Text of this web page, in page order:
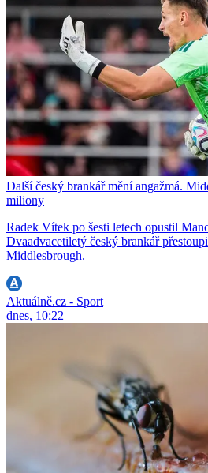
Další český brankář mění angažmá.
miliony
Radek Vítek po šesti letech opustil
Dvaadvacetiletý český brankář
Middlesbrough.
Aktuálně.cz - Sport
dnes, 10:22